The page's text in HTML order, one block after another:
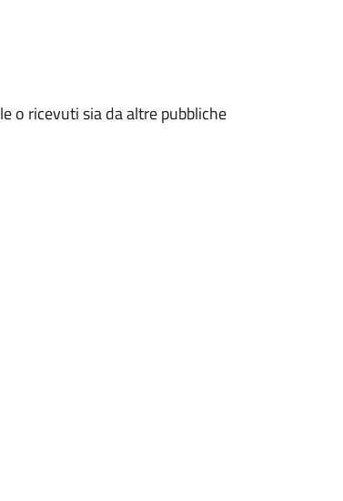
o ricevuti sia da altre pubbliche